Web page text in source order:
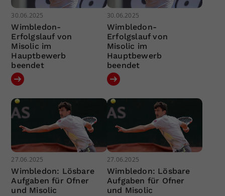
30.06.2025
Wimbledon-
Erfolgslauf von
Misolic im
Hauptbewerb
beendet
30.06.2025
Wimbledon-
Erfolgslauf von
Misolic im
Hauptbewerb
beendet
27.06.2025
Wimbledon: Lösbare
Aufgaben für Ofner
und Misolic
27.06.2025
Wimbledon: Lösbare
Aufgaben für Ofner
und Misolic